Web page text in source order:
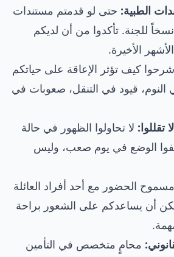
الطبية: حتى لو قدمتم مستندات
للجنة. تأكدوا من أن لديكم
الأخيرة.
كيف تؤثر الإعاقة على حياتكم
النوم، قيود في التنقل، صعوبات في
تقللوا: لا تحاولوا الظهور في حالة
الوضع في يوم صعب، وليس
مسموح الحضور مع أحد أفراد العائلة
أن يساعدكم على الشعور براحة
محامٍ متخصص في التأمين